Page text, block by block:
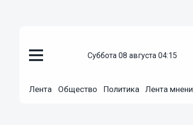
суббота 08 августа 04:15
Лента Общество Политика Лента
Число работающих